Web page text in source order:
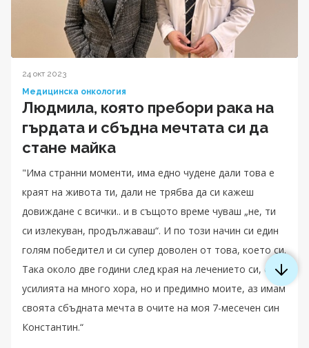
24 окт 2023
Медицинска онкология
Людмила, която пребори рака на
гърдата и сбъдна мечтата си да
стане майка
"Има странни моменти, има едно чудене дали това е
краят на живота ти, дали не трябва да си кажеш
довиждане с всички.. и в същото време чуваш „не, ти
си излекуван, продължаваш“. И по този начин си един
голям победител и си супер доволен от това, което си.
Така около две години след края на лечението си, след
усилията на много хора, но и предимно моите, аз имам
своята сбъдната мечта в очите на моя 7-месечен син
Константин.“